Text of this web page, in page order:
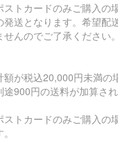
ストカードのみご購入の
発送となります。希望配
せんのでご了承ください
額が税込20,000円未満の
途900円の送料が加算さ
ストカードのみご購入の